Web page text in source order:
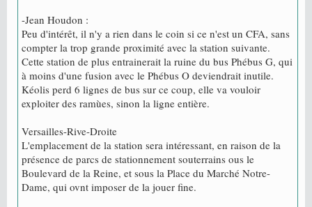
-Jean Houdon :
Peu d'intérêt, il n'y a rien dans le coin si ce n'est un CFA, sans
compter la trop grande proximité avec la station suivante.
Cette station de plus entrainerait la ruine du bus Phébus G, qui
à moins d'une fusion avec le Phébus O deviendrait inutile.
Kéolis perd 6 lignes de bus sur ce coup, elle va vouloir
exploiter des ramùes, sinon la ligne entière.
Versailles-Rive-Droite
L'emplacement de la station sera intéressant, en raison de la
présence de parcs de stationnement souterrains ous le
Boulevard de la Reine, et sous la Place du Marché Notre-
Dame, qui ovnt imposer de la jouer fine.